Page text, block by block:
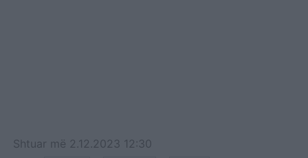
Shtuar më 2.12.2023 12:30